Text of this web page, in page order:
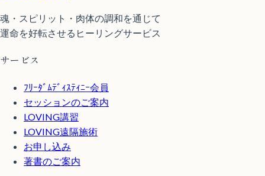
魂・スピリット・肉体の調和を通じて
運命を好転させるヒーリングサービス
サービス
ﾌﾘｰﾀﾞﾑﾃﾞｨｽﾃｨﾆｰ会員
セッションのご案内
LOVING講習
LOVING遠隔施術
お申し込み
著書のご案内